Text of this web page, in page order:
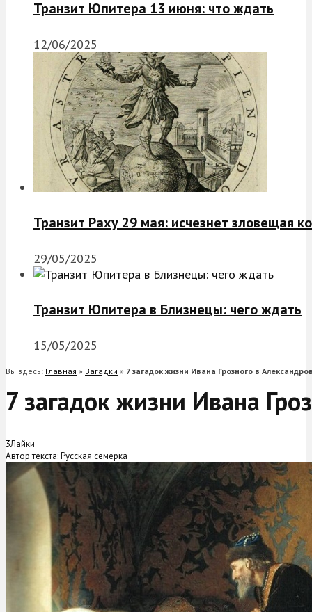
Транзит Юпитера 13 июня: что ждать
12/06/2025
Транзит Раху 29 мая: исчезнет зловещая
29/05/2025
Транзит Юпитера в Близнецы: чего ждать
15/05/2025
Вы здесь: Главная » Загадки » 7 загадок жизни Ивана Грозного в
7 загадок жизни Ивана
3Лайки
Автор текста: Русская семерка